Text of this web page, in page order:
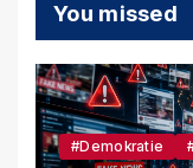
You missed
#Demokratie